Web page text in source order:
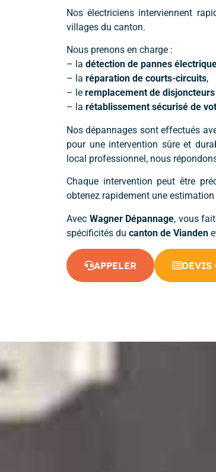
Nos électriciens interviennent
villages du canton.
Nous prenons en charge :
– la détection de pannes
– la réparation de courts-circuits,
– le remplacement de
– la rétablissement sécurisé de
Nos dépannages sont effectués
pour une intervention sûre et
local professionnel, nous
Chaque intervention peut être
obtenez rapidement une
Avec Wagner Dépannage, vous
spécificités du canton de Vianden
APPELER DEVIS